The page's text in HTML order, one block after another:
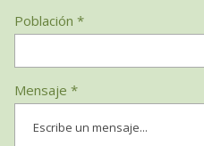
Población *
Mensaje *